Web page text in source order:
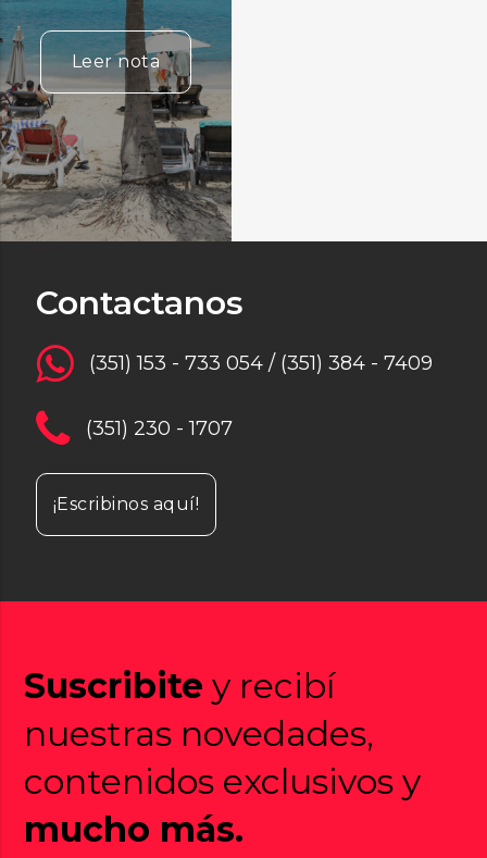
Leer nota
Contactanos
(351) 153 - 733 054 / (351) 384 - 7409
(351) 230 - 1707
¡Escribinos aquí!
Suscribite y recibí
nuestras novedades,
contenidos exclusivos y
mucho más.